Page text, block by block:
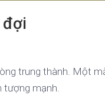
đợi
trung thành. Một
tượng mạnh.